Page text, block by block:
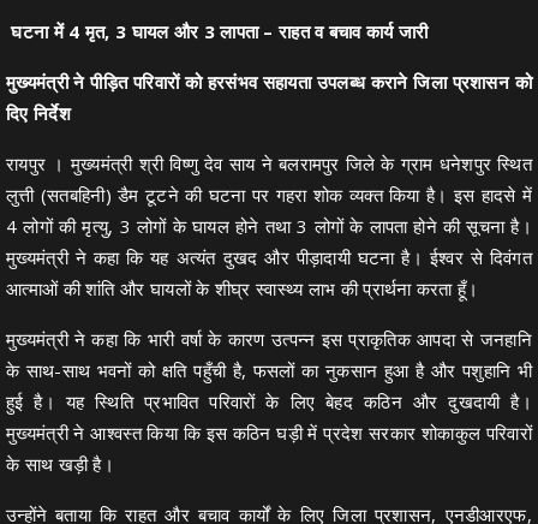
घटना में 4 मृत, 3 घायल और 3 लापता – राहत व बचाव कार्य जारी
मुख्यमंत्री ने पीड़ित परिवारों को हरसंभव सहायता उपलब्ध कराने जिला प्रशासन को
दिए निर्देश
रायपुर । मुख्यमंत्री श्री विष्णु देव साय ने बलरामपुर जिले के ग्राम धनेशपुर स्थित
लुत्ती (सतबहिनी) डैम टूटने की घटना पर गहरा शोक व्यक्त किया है। इस हादसे में
4 लोगों की मृत्यु, 3 लोगों के घायल होने तथा 3 लोगों के लापता होने की सूचना है।
मुख्यमंत्री ने कहा कि यह अत्यंत दुखद और पीड़ादायी घटना है। ईश्वर से दिवंगत
आत्माओं की शांति और घायलों के शीघ्र स्वास्थ्य लाभ की प्रार्थना करता हूँ।
मुख्यमंत्री ने कहा कि भारी वर्षा के कारण उत्पन्न इस प्राकृतिक आपदा से जनहानि
के साथ-साथ भवनों को क्षति पहुँची है, फसलों का नुकसान हुआ है और पशुहानि भी
हुई है। यह स्थिति प्रभावित परिवारों के लिए बेहद कठिन और दुखदायी है।
मुख्यमंत्री ने आश्वस्त किया कि इस कठिन घड़ी में प्रदेश सरकार शोकाकुल परिवारों
के साथ खड़ी है।
उन्होंने बताया कि राहत और बचाव कार्यों के लिए जिला प्रशासन, एनडीआरएफ,